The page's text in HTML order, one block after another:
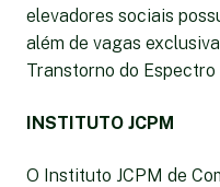
elevadores sociais
além de vagas
Transtorno do Espectro
INSTITUTO JCPM
O Instituto JCPM de